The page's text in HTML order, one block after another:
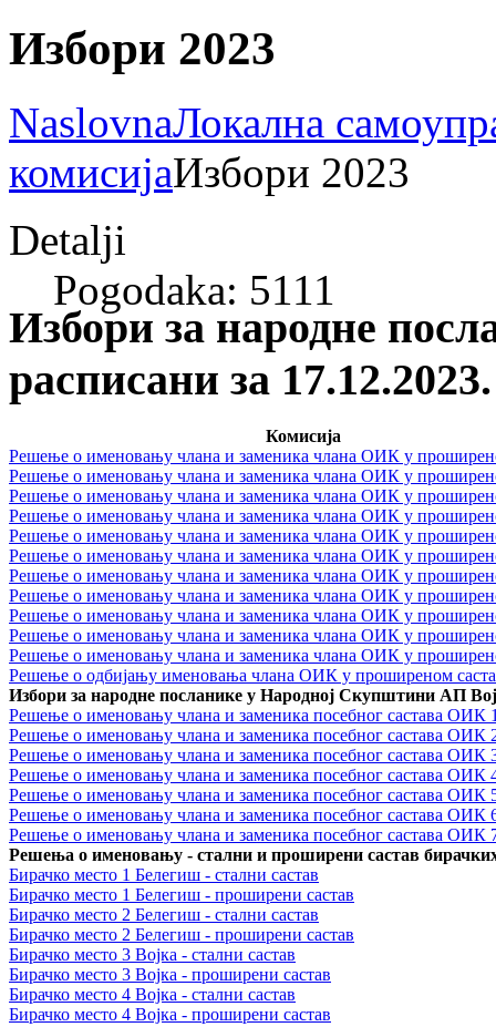
Избори 2023
NaslovnaЛокална
комисијаИзбори 2023
Detalji
Pogodaka: 5111
Избори за народне
расписани за
Комисија
Решење о именовању члана и заменика члана ОИК у
Решење о именовању члана и заменика члана ОИК у
Решење о именовању члана и заменика члана ОИК у
Решење о именовању члана и заменика члана ОИК у
Решење о именовању члана и заменика члана ОИК у
Решење о именовању члана и заменика члана ОИК у
Решење о именовању члана и заменика члана ОИК у
Решење о именовању члана и заменика члана ОИК у
Решење о именовању члана и заменика члана ОИК у
Решење о именовању члана и заменика члана ОИК у
Решење о именовању члана и заменика члана ОИК у
Решење о одбијању именовања члана ОИК у проширеном
Избори за народне пoсланике у Народној Скупштини АП
Решење о именовању члана и заменика посебног састава ОИК
Решење о именовању члана и заменика посебног састава ОИК
Решење о именовању члана и заменика посебног састава ОИК
Решење о именовању члана и заменика посебног састава ОИК
Решење о именовању члана и заменика посебног састава ОИК
Решење о именовању члана и заменика посебног састава ОИК
Решење о именовању члана и заменика посебног састава ОИК
Решења о именовању - стални и проширени састав
Бирачко место 1 Белегиш - стални састав
Бирачко место 1 Белегиш - проширени састав
Бирачко место 2 Белегиш - стални састав
Бирачко место 2 Белегиш - проширени састав
Бирачко место 3 Војка - стални састав
Бирачко место 3 Војка - проширени састав
Бирачко место 4 Војка - стални састав
Бирачко место 4 Војка - проширени састав